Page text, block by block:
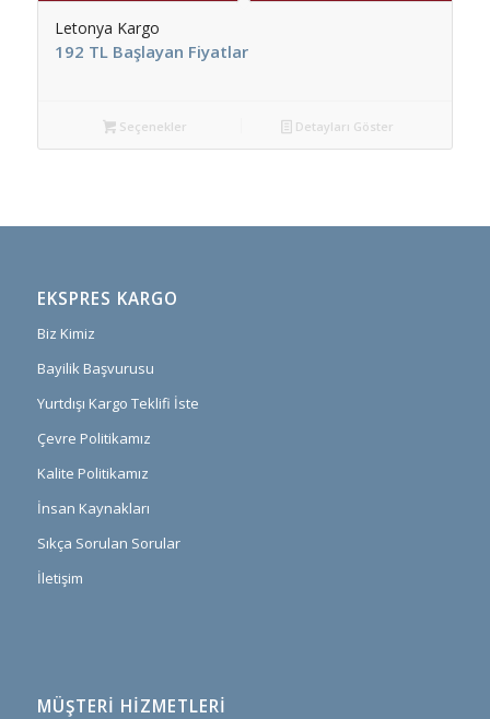
Letonya Kargo
192 TL Başlayan Fiyatlar
Seçenekler Detayları Göster
EKSPRES KARGO
Biz Kimiz
Bayilik Başvurusu
Yurtdışı Kargo Teklifi İste
Çevre Politikamız
Kalite Politikamız
İnsan Kaynakları
Sıkça Sorulan Sorular
İletişim
MÜŞTERI HIZMETLERI